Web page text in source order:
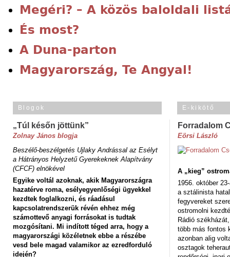
Megéri? – A közös baloldali
És most?
A Duna-parton
Magyarország, Te Angyal!
Blogok
„Túl későn jöttünk”
Zolnay János blogja
Beszélő-beszélgetés Ujlaky Andrással az Esélyt
a Hátrányos Helyzetű Gyerekeknek Alapítvány
(CFCF) elnökével
Egyike voltál azoknak, akik Magyarországra
hazatérve roma, esélyegyenlőségi ügyekkel
kezdtek foglalkozni, és ráadásul
kapcsolatrendszerük révén ehhez még
számottevő anyagi forrásokat is tudtak
mozgósítani. Mi indított téged arra, hogy a
magyarországi közéletnek ebbe a részébe
vesd bele magad valamikor az ezredforduló
idején?
E-kikötő
Forradalom
Eörsi László
A „kieg”
1956. október
a sztálinista
fegyvereket
ostromolni
Rádió
több más fontos
azonban alig
osztagok